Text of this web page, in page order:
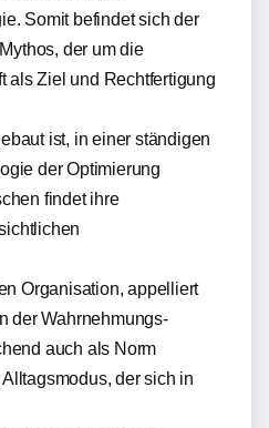
Somit befindet sich der
der um die
als Ziel und Rechtfertigung
ist, in einer ständigen
der Optimierung
findet ihre
Organisation, appelliert
der Wahrnehmungs-
auch als Norm
der sich in